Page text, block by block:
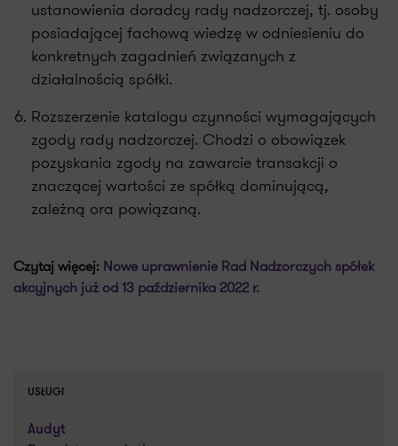
ustanowienia doradcy rady nadzorczej, tj. osoby
posiadającej fachową wiedzę w odniesieniu do
konkretnych zagadnień związanych z
działalnością spółki.
Rozszerzenie katalogu czynności wymagających
zgody rady nadzorczej. Chodzi o obowiązek
pozyskania zgody na zawarcie transakcji o
znaczącej wartości ze spółką dominującą,
zależną ora powiązaną.
Czytaj więcej: Nowe uprawnienie Rad Nadzorczych spółek
akcyjnych już od 13 października 2022 r.
USŁUGI
Audyt